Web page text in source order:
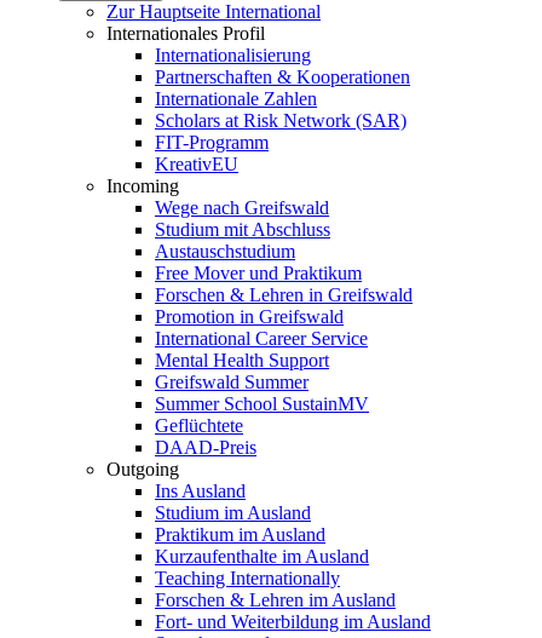
Zur Hauptseite International
Internationales Profil
Internationalisierung
Partnerschaften & Kooperationen
Internationale Zahlen
Scholars at Risk Network (SAR)
FIT-Programm
KreativEU
Incoming
Wege nach Greifswald
Studium mit Abschluss
Austauschstudium
Free Mover und Praktikum
Forschen & Lehren in Greifswald
Promotion in Greifswald
International Career Service
Mental Health Support
Greifswald Summer
Summer School SustainMV
Geflüchtete
DAAD-Preis
Outgoing
Ins Ausland
Studium im Ausland
Praktikum im Ausland
Kurzaufenthalte im Ausland
Teaching Internationally
Forschen & Lehren im Ausland
Fort- und Weiterbildung im Ausland